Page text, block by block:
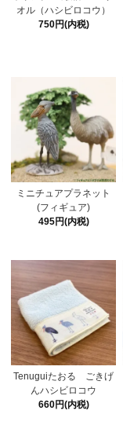
オル（ハシビロコウ）
750円(内税)
ミニチュアプラネット
(フィギュア)
495円(内税)
Tenuguiたおる ごきげ
んハシビロコウ
660円(内税)